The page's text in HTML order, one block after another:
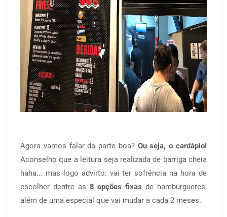
Agora vamos falar da parte boa? Ou seja, o cardápio!
Aconselho que a leitura seja realizada de barriga cheia
haha... mas logo advirto: vai ter sofrência na hora de
escolher dentre as 8 opções fixas de hambúrgueres,
além de uma especial que vai mudar a cada 2 meses.